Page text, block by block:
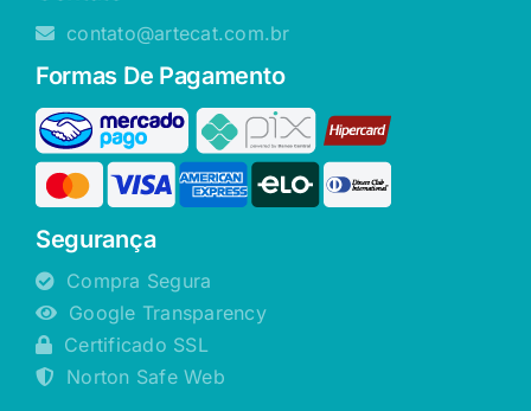
contato@artecat.com.br
Formas De Pagamento
Segurança
Compra Segura
Google Transparency
Certificado SSL
Norton Safe Web